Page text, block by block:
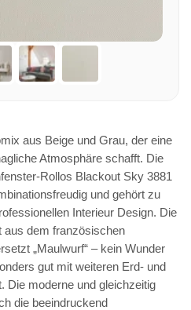
aus Beige und Grau, der eine
Atmosphäre schafft. Die
Rollos Blackout Sky 3881
und gehört zu
Interieur Design. Die
aus dem französischen
„Maulwurf“ – kein Wunder
gut mit weiteren Erd- und
Die moderne und gleichzeitig
die beeindruckend